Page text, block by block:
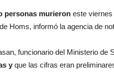
personas murieron este
Homs, informó la agencia de
funcionario del Ministerio de
y que las cifras eran